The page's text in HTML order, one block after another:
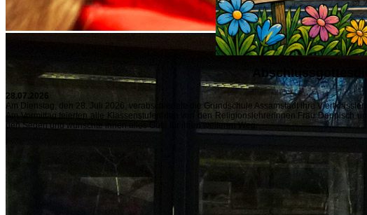
28.07.2026
Am Dienstag, den 28. Juli 2026, verabschiedete die Grundschule Assamstadt ihre
Am Vormittag feierten alle Klassenstufen den von den Religionslehrerinnen Frau Deppisch
den Segen und wünschte ihnen alles Gute für ihren weiteren Weg.